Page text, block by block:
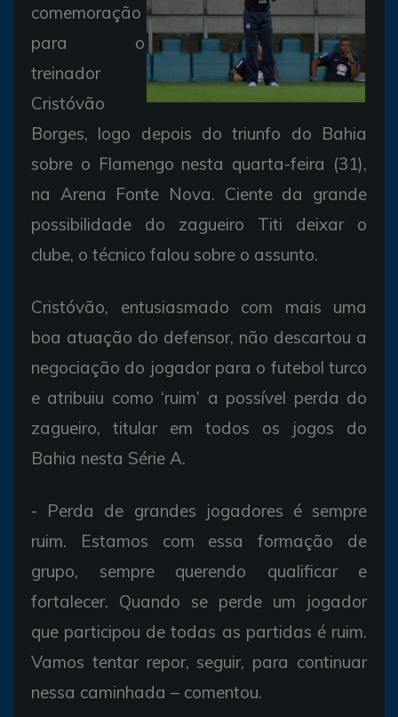
comemoração
para o
treinador
Cristóvão
Borges, logo depois do triunfo do Bahia
sobre o Flamengo nesta quarta-feira (31),
na Arena Fonte Nova. Ciente da grande
possibilidade do zagueiro Titi deixar o
clube, o técnico falou sobre o assunto.
Cristóvão, entusiasmado com mais uma
boa atuação do defensor, não descartou a
negociação do jogador para o futebol turco
e atribuiu como ‘ruim’ a possível perda do
zagueiro, titular em todos os jogos do
Bahia nesta Série A.
- Perda de grandes jogadores é sempre
ruim. Estamos com essa formação de
grupo, sempre querendo qualificar e
fortalecer. Quando se perde um jogador
que participou de todas as partidas é ruim.
Vamos tentar repor, seguir, para continuar
nessa caminhada – comentou.